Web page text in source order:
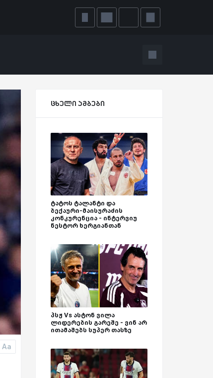
Aa
ცხელი ამბები
ტატოს ტალანტი და
ბექაური-მაისურაძის
კონკურენცია - ინტერვიუ
ნესტორ ხერგიანთან
პსჟ Vs ასტონ ვილა
ლიდერების გარეშე - ვინ არ
ითამაშებს სუპერ თასზე